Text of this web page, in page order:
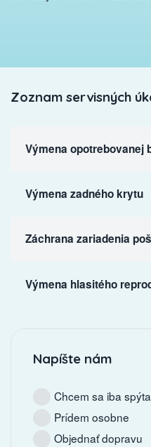
Zoznam servisných
Výmena opotrebovanej
Výmena zadného krytu
Záchrana zariadenia
Výmena hlasitého
Napíšte nám
Chcem sa iba
Prídem osobne
Objednať dopravu